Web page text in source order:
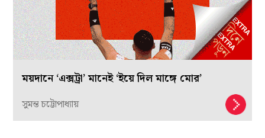
ময়দানে ‘এক্সট্রা’ মানেই ‘ইয়ে দিল মাঙ্গে মোর’
সুমন্ত চট্টোপাধ্যায়